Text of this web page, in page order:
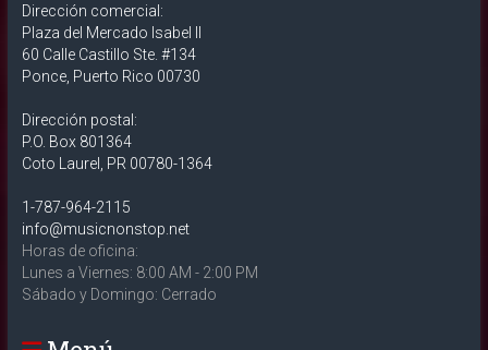
Dirección comercial:
Plaza del Mercado Isabel II
60 Calle Castillo Ste. #134
Ponce, Puerto Rico 00730
Dirección postal:
P.O. Box 801364
Coto Laurel, PR 00780-1364
1-787-964-2115
info@musicnonstop.net
Horas de oficina:
Lunes a Viernes: 8:00 AM - 2:00 PM
Sábado y Domingo: Cerrado